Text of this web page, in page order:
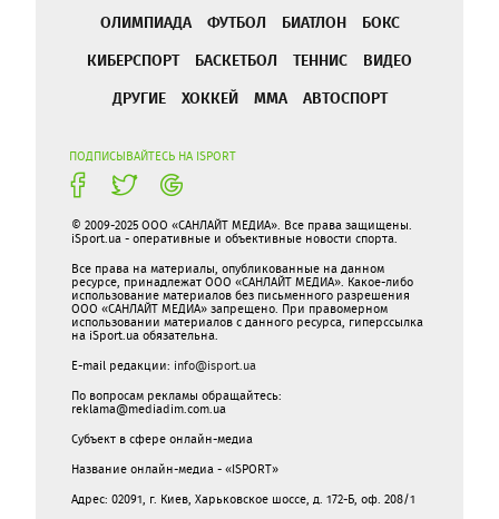
ОЛИМПИАДА ФУТБОЛ БИАТЛОН
БОКС
КИБЕРСПОРТ
БАСКЕТБОЛ ТЕННИС
ВИДЕО
ДРУГИЕ
ХОККЕЙ ММА АВТОСПОРТ
ПОДПИСЫВАЙТЕСЬ НА ISPORT
© 2009-2025 ООО «САНЛАЙТ МЕДИА». Все права защищены.
iSport.ua - оперативные и объективные новости спорта.
Все права на материалы, опубликованные на данном
ресурсе, принадлежат ООО «САНЛАЙТ МЕДИА». Какое-либо
использование материалов без письменного разрешения
ООО «САНЛАЙТ МЕДИА» запрещено. При правомерном
использовании материалов с данного ресурса, гиперссылка
на iSport.ua обязательна.
E-mail редакции: info@isport.ua
По вопросам рекламы обращайтесь:
reklama@mediadim.com.ua
Субъект в сфере онлайн-медиа
Название онлайн-медиа - «ISPORT»
Адрес: 02091, г. Киев, Харьковское шоссе, д. 172-Б, оф. 208/1